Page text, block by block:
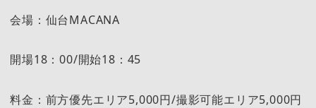
会場：仙台MACANA
開場18：00/開始18：45
料金：前方優先エリア5,000円/撮影可能エリア5,000円